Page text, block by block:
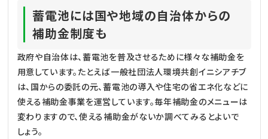
蓄電池には国や地域の自治体からの
補助金制度も
政府や自治体は、蓄電池を普及させるために様々な補助金を
用意しています。たとえば一般社団法人環境共創イニシアチブ
は、国からの委託の元、蓄電池の導入や住宅の省エネ化などに
使える補助金事業を運営しています。毎年補助金のメニューは
変わりますので、使える補助金がないか調べてみるとよいで
しょう。